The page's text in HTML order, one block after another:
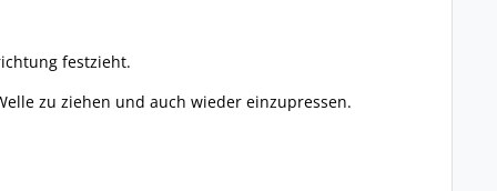
festzieht.
zu ziehen und auch wieder einzupressen.